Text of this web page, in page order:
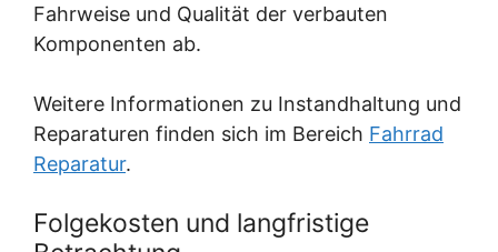
Fahrweise und Qualität der verbauten
Komponenten ab.
Weitere Informationen zu Instandhaltung und
Reparaturen finden sich im Bereich Fahrrad
Reparatur.
Folgekosten und langfristige